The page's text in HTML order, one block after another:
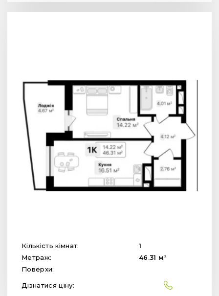
Кількість кімнат:
1
Метраж:
46.31 м 2
Поверхи:
Дізнатися ціну: